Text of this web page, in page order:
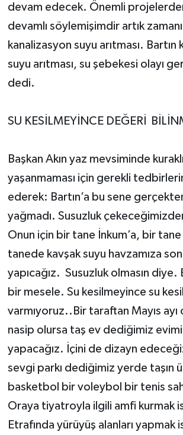
devam edecek. Önemli
devamlı söylemişimdir artık
kanalizasyon suyu arıtması. Bartın
suyu arıtması, su şebekesi olayı
dedi.
SU KESİLMEYİNCE DEĞERİ
Başkan Akın yaz mevsiminde
yaşanmaması için gerekli tedbirlerin
ederek: Bartın’a bu sene
yağmadı. Susuzluk
Onun için bir tane İnkum’a, bir
tanede kavşak suyu havzamıza
yapıcağız. Susuzluk olmasın diye.
bir mesele. Su kesilmeyince su
varmıyoruz..Bir taraftan Mayıs ayı
nasip olursa taş ev dediğimiz
yapacağız. İçini de dizayn
sevgi parkı dediğimiz yerde taşın
basketbol bir voleybol bir tenis
Oraya tiyatroyla ilgili amfi kurmak
Etrafında yürüyüş alanları yapmak